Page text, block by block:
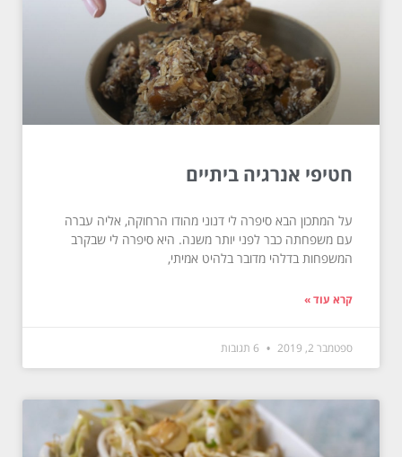
חטיפי אנרגיה ביתיים
על המתכון הבא סיפרה לי דנוני מהודו הרחוקה, אליה עברה
עם משפחתה כבר לפני יותר משנה. היא סיפרה לי שבקרב
המשפחות בדלהי מדובר בלהיט אמיתי,
קרא עוד »
ספטמבר 2, 2019